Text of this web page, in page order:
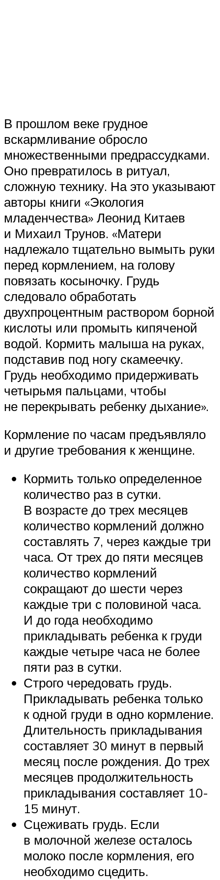
В прошлом веке грудное
вскармливание обросло
множественными предрассудками.
Оно превратилось в ритуал,
сложную технику. На это указывают
авторы книги «Экология
младенчества» Леонид Китаев
и Михаил Трунов. «Матери
надлежало тщательно вымыть руки
перед кормлением, на голову
повязать косыночку. Грудь
следовало обработать
двухпроцентным раствором борной
кислоты или промыть кипяченой
водой. Кормить малыша на руках,
подставив под ногу скамеечку.
Грудь необходимо придерживать
четырьмя пальцами, чтобы
не перекрывать ребенку дыхание».
Кормление по часам предъявляло
и другие требования к женщине.
Кормить только определенное
количество раз в сутки.
В возрасте до трех месяцев
количество кормлений должно
составлять 7, через каждые три
часа. От трех до пяти месяцев
количество кормлений
сокращают до шести через
каждые три с половиной часа.
И до года необходимо
прикладывать ребенка к груди
каждые четыре часа не более
пяти раз в сутки.
Строго чередовать грудь.
Прикладывать ребенка только
к одной груди в одно кормление.
Длительность прикладывания
составляет 30 минут в первый
месяц после рождения. До трех
месяцев продолжительность
прикладывания составляет 10-
15 минут.
Сцеживать грудь. Если
в молочной железе осталось
молоко после кормления, его
необходимо сцедить.